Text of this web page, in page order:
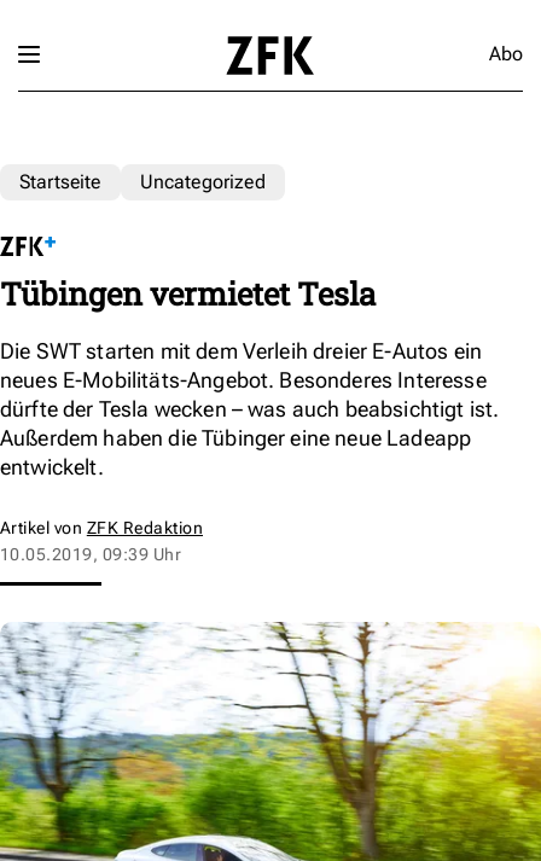
Abo
Startseite Uncategorized
Tübingen vermietet Tesla
Die SWT starten mit dem Verleih dreier E-Autos ein
neues E-Mobilitäts-Angebot. Besonderes Interesse
dürfte der Tesla wecken – was auch beabsichtigt ist.
Außerdem haben die Tübinger eine neue Ladeapp
entwickelt.
Artikel von ZFK Redaktion
10.05.2019, 09:39 Uhr